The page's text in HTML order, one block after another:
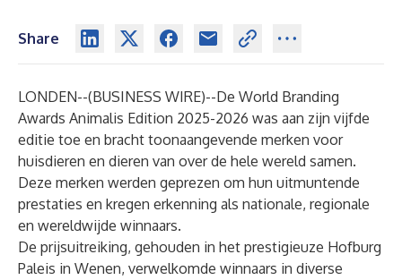
Share
LONDEN--(BUSINESS WIRE)--De World Branding
Awards Animalis Edition 2025-2026 was aan zijn vijfde
editie toe en bracht toonaangevende merken voor
huisdieren en dieren van over de hele wereld samen.
Deze merken werden geprezen om hun uitmuntende
prestaties en kregen erkenning als nationale, regionale
en wereldwijde winnaars.
De prijsuitreiking, gehouden in het prestigieuze Hofburg
Paleis in Wenen, verwelkomde winnaars in diverse